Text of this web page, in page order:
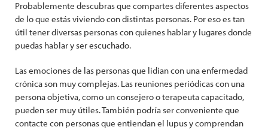
Probablemente descubras que compartes diferentes aspectos
de lo que estás viviendo con distintas personas. Por eso es tan
útil tener diversas personas con quienes hablar y lugares donde
puedas hablar y ser escuchado.
Las emociones de las personas que lidian con una enfermedad
crónica son muy complejas. Las reuniones periódicas con una
persona objetiva, como un consejero o terapeuta capacitado,
pueden ser muy útiles. También podría ser conveniente que
contacte con personas que entiendan el lupus y comprendan